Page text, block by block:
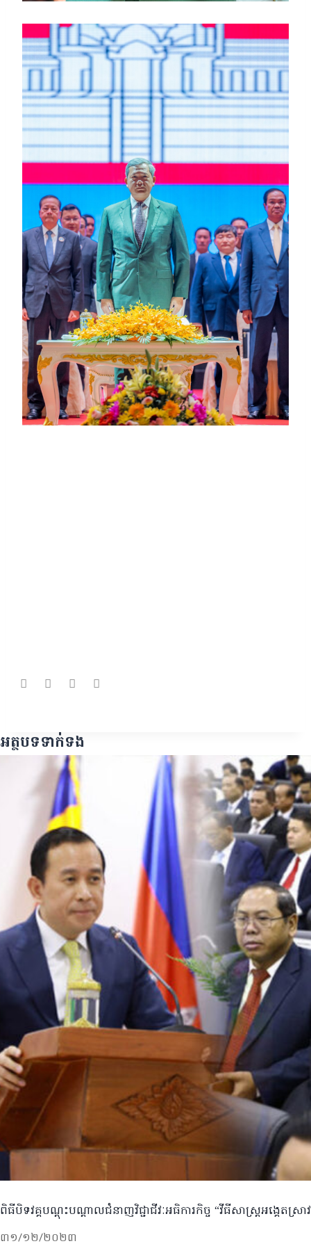
អត្ថបទទាក់ទង
ពិធីបិទវគ្គបណ្តុះបណ្តាលជំនាញវិជ្ជាជីវៈអធិការកិច្ច “វីធីសាស្រ្តអង្គេត
៣១/១២/២០២៣